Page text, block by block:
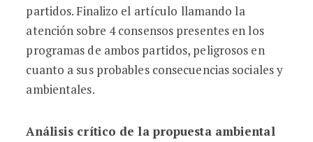
partidos. Finalizo el artículo llamando la
atención sobre 4 consensos presentes en los
programas de ambos partidos, peligrosos en
cuanto a sus probables consecuencias sociales y
ambientales.
Análisis crítico de la propuesta ambiental